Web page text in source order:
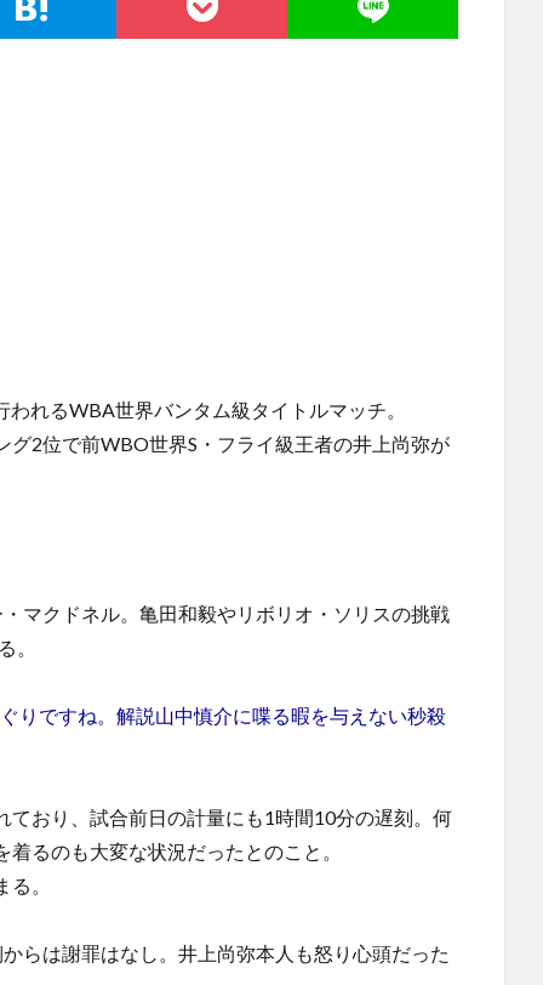
れるWBA世界バンタム級タイトルマッチ。
2位で前WBO世界S・フライ級王者の井上尚弥が
マクドネル。亀田和毅やリボリオ・ソリスの挑戦
。
りですね。解説山中慎介に喋る暇を与えない秒殺
おり、試合前日の計量にも1時間10分の遅刻。何
るのも大変な状況だったとのこと。
。
らは謝罪はなし。井上尚弥本人も怒り心頭だった